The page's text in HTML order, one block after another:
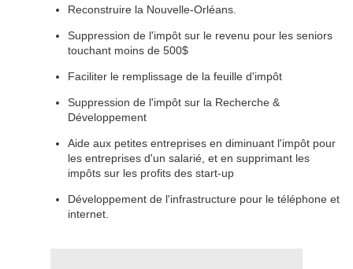
Reconstruire la Nouvelle-Orléans.
Suppression de l'impôt sur le revenu pour les seniors
touchant moins de 500$
Faciliter le remplissage de la feuille d'impôt
Suppression de l'impôt sur la Recherche &
Développement
Aide aux petites entreprises en diminuant l'impôt pour
les entreprises d'un salarié, et en supprimant les
impôts sur les profits des start-up
Développement de l'infrastructure pour le téléphone et
internet.